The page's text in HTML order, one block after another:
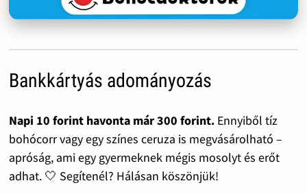
Bankkártyás adományozás
Napi 10 forint havonta már 300 forint.Ennyiből tíz
bohócorr vagy egy színes ceruza is megvásárolható –
apróság, ami egy gyermeknek mégis mosolyt és erőt
adhat. 🤍 Segítenél? Hálásan köszönjük!